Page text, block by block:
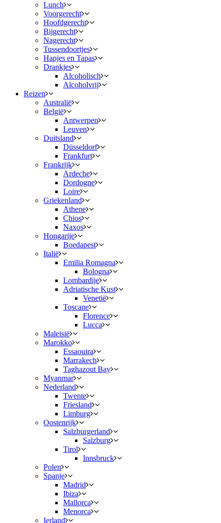
Lunch
Voorgerecht
Hoofdgerecht
Bijgerecht
Nagerecht
Tussendoortjes
Hapjes en Tapas
Drankjes
Alcoholisch
Alcoholvrij
Reizen
Australië
België
Antwerpen
Leuven
Duitsland
Düsseldorf
Frankfurt
Frankrijk
Ardeche
Dordogne
Loire
Griekenland
Athene
Chios
Naxos
Hongarije
Boedapest
Italië
Emilia Romagna
Bologna
Lombardije
Adriatische Kust
Venetië
Toscane
Florence
Lucca
Maleisië
Marokko
Essaouira
Marrakech
Taghazout Bay
Myanmar
Nederland
Twente
Friesland
Limburg
Oostenrijk
Salzburgerland
Salzburg
Tirol
Innsbruck
Polen
Spanje
Madrid
Ibiza
Mallorca
Menorca
Ierland